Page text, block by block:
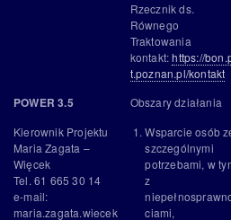
POWER 3.5
Kierownik Projektu
Maria Zagata –
Więcek
Tel. 61 665 30 14
e-mail:
maria.zagata.wiecek
Rzecznik ds.
Równego
Traktowania
kontakt:https://
t.poznan.pl/kontakt
Obszary działania
Wsparcie osób
szczególnymi
potrzebami, w
z
ciami,